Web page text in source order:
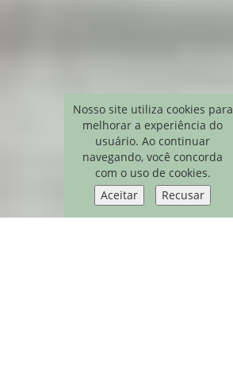
Nosso site utiliza cookies para
melhorar a experiência do
usuário. Ao continuar
navegando, você concorda
com o uso de cookies.
Aceitar
Recusar